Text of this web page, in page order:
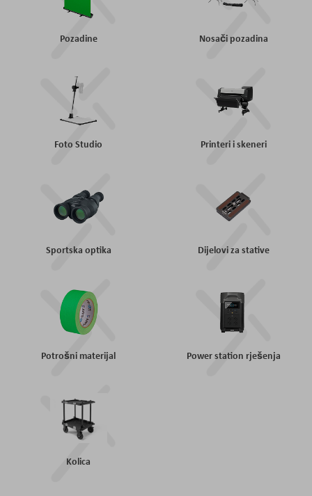
Pozadine Nosači pozadina
Foto Studio Printeri i skeneri
Sportska optika Dijelovi za stative
Potrošni materijal Power station rješenja
Kolica